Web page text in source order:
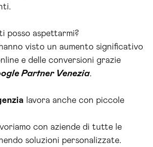
posso aspettarmi?
visto un aumento significativo
e delle conversioni grazie
Partner Venezia.
lavora anche con piccole
con aziende di tutte le
soluzioni personalizzate.